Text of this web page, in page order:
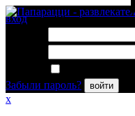
вход
Забыли пароль?
войти
x